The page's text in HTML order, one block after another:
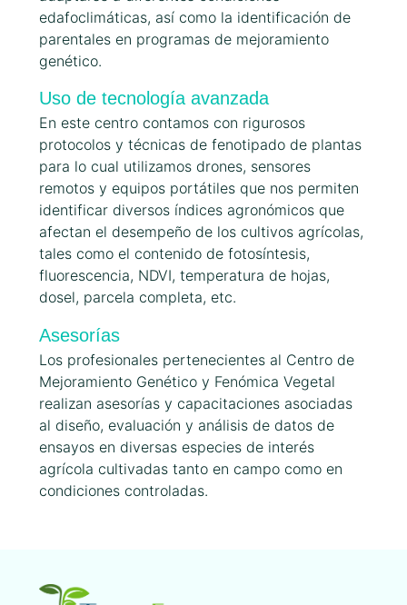
edafoclimáticas, así como la identificación de
parentales en programas de mejoramiento
genético.
Uso de tecnología avanzada
En este centro contamos con rigurosos
protocolos y técnicas de fenotipado de plantas
para lo cual utilizamos drones, sensores
remotos y equipos portátiles que nos permiten
identificar diversos índices agronómicos que
afectan el desempeño de los cultivos agrícolas,
tales como el contenido de fotosíntesis,
fluorescencia, NDVI, temperatura de hojas,
dosel, parcela completa, etc.
Asesorías
Los profesionales pertenecientes al Centro de
Mejoramiento Genético y Fenómica Vegetal
realizan asesorías y capacitaciones asociadas
al diseño, evaluación y análisis de datos de
ensayos en diversas especies de interés
agrícola cultivadas tanto en campo como en
condiciones controladas.